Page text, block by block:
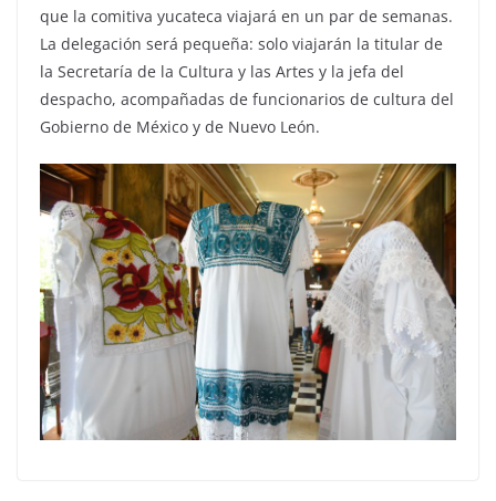
que la comitiva yucateca viajará en un par de semanas.
La delegación será pequeña: solo viajarán la titular de
la Secretaría de la Cultura y las Artes y la jefa del
despacho, acompañadas de funcionarios de cultura del
Gobierno de México y de Nuevo León.